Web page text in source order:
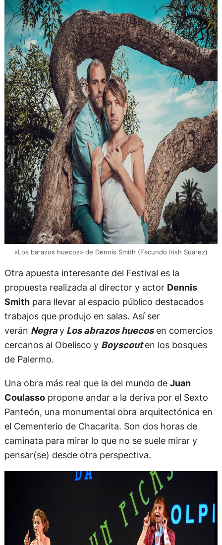
«Los barazos huecos» de Dennis Smith (Facundo Irish Suárez)
Otra apuesta interesante del Festival es la
propuesta realizada al director y actor Dennis
Smithpara llevar al espacio público destacados
trabajos que produjo en salas. Así ser
verán NegrayLos abrazos huecosen comercios
cercanos al Obelisco y Boyscouten los bosques
de Palermo.
Una obra más real que la del mundo de Juan
Coulassopropone andar a la deriva por el Sexto
Panteón, una monumental obra arquitectónica en
el Cementerio de Chacarita. Son dos horas de
caminata para mirar lo que no se suele mirar y
pensar(se) desde otra perspectiva.